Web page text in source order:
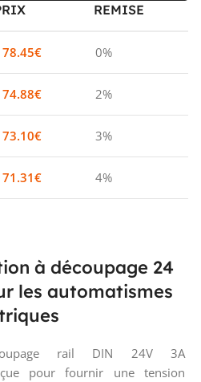
REMISE
€ 0%
€ 2%
€ 3%
€ 4%
à découpage 24
les automatismes
rail DIN 24V 3A
pour fournir une tension